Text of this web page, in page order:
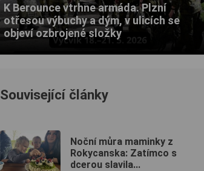
K Berounce vtrhne armáda. Plzní
otřesou výbuchy a dým, v ulicích se
objeví ozbrojené složky
Související články
Noční můra maminky z
Rokycanska: Zatímco s
dcerou slavila...